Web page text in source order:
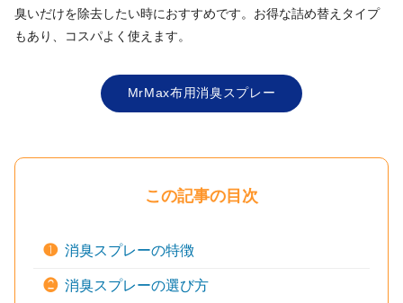
臭いだけを除去したい時におすすめです。お得な詰め替えタイプ
もあり、コスパよく使えます。
MrMax布用消臭スプレー
この記事の目次
❶ 消臭スプレーの特徴
❷ 消臭スプレーの選び方